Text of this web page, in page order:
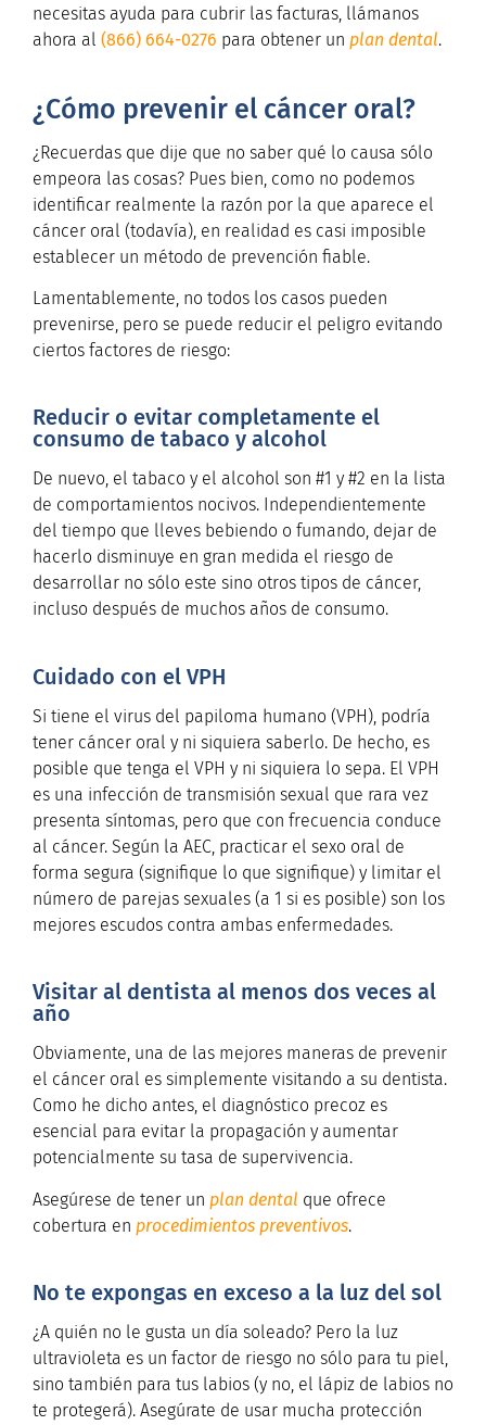
necesitas ayuda para cubrir las facturas, llámanos
ahora al (866) 664-0276 para obtener un plan dental.
¿Cómo prevenir el cáncer oral?
¿Recuerdas que dije que no saber qué lo causa sólo
empeora las cosas? Pues bien, como no podemos
identificar realmente la razón por la que aparece el
cáncer oral (todavía), en realidad es casi imposible
establecer un método de prevención fiable.
Lamentablemente, no todos los casos pueden
prevenirse, pero se puede reducir el peligro evitando
ciertos factores de riesgo:
Reducir o evitar completamente el
consumo de tabaco y alcohol
De nuevo, el tabaco y el alcohol son #1 y #2 en la lista
de comportamientos nocivos. Independientemente
del tiempo que lleves bebiendo o fumando, dejar de
hacerlo disminuye en gran medida el riesgo de
desarrollar no sólo este sino otros tipos de cáncer,
incluso después de muchos años de consumo.
Cuidado con el VPH
Si tiene el virus del papiloma humano (VPH), podría
tener cáncer oral y ni siquiera saberlo. De hecho, es
posible que tenga el VPH y ni siquiera lo sepa. El VPH
es una infección de transmisión sexual que rara vez
presenta síntomas, pero que con frecuencia conduce
al cáncer. Según la AEC, practicar el sexo oral de
forma segura (signifique lo que signifique) y limitar el
número de parejas sexuales (a 1 si es posible) son los
mejores escudos contra ambas enfermedades.
Visitar al dentista al menos dos veces al
año
Obviamente, una de las mejores maneras de prevenir
el cáncer oral es simplemente visitando a su dentista.
Como he dicho antes, el diagnóstico precoz es
esencial para evitar la propagación y aumentar
potencialmente su tasa de supervivencia.
Asegúrese de tener un plan dental que ofrece
cobertura en procedimientos preventivos.
No te expongas en exceso a la luz del sol
¿A quién no le gusta un día soleado? Pero la luz
ultravioleta es un factor de riesgo no sólo para tu piel,
sino también para tus labios (y no, el lápiz de labios no
te protegerá). Asegúrate de usar mucha protección